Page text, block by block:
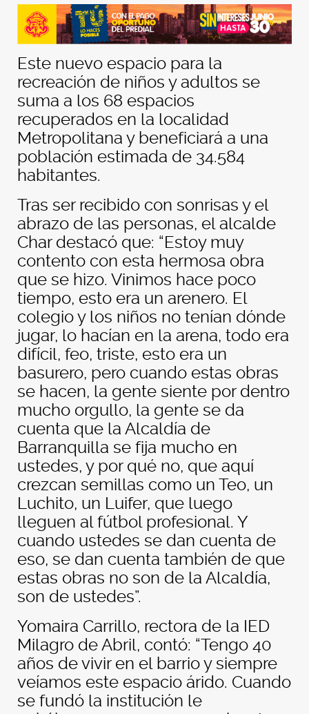
Este nuevo espacio para la
recreación de niños y adultos se
suma a los 68 espacios
recuperados en la localidad
Metropolitana y beneficiará a una
población estimada de 34.584
habitantes.
Tras ser recibido con sonrisas y el
abrazo de las personas, el alcalde
Char destacó que: “Estoy muy
contento con esta hermosa obra
que se hizo. Vinimos hace poco
tiempo, esto era un arenero. El
colegio y los niños no tenían dónde
jugar, lo hacían en la arena, todo era
difícil, feo, triste, esto era un
basurero, pero cuando estas obras
se hacen, la gente siente por dentro
mucho orgullo, la gente se da
cuenta que la Alcaldía de
Barranquilla se fija mucho en
ustedes, y por qué no, que aquí
crezcan semillas como un Teo, un
Luchito, un Luifer, que luego
lleguen al fútbol profesional. Y
cuando ustedes se dan cuenta de
eso, se dan cuenta también de que
estas obras no son de la Alcaldía,
son de ustedes”.
Yomaira Carrillo, rectora de la IED
Milagro de Abril, contó: “Tengo 40
años de vivir en el barrio y siempre
veíamos este espacio árido. Cuando
se fundó la institución le